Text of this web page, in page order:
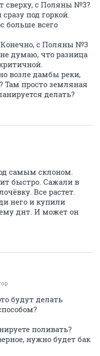
сверху, с Поляны №3?
под горкой.
больше всего
Конечно, с Поляны №3
думаю, что разница
возле дамбы реки,
Там просто земляная
делать?
самым склоном.
быстро. Сажали в
Все растет.
него и купили
днт. И может он
будут делать
поливать?
нужно будет бак